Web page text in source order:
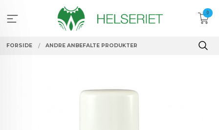
innholdet
0
FORSIDE ANDRE ANBEFALTE PRODUKTER